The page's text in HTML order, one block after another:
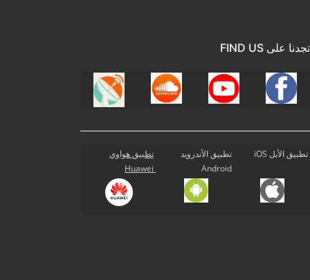
تجدنا على FIND US
تطبيق الأبل iOS
تطبيق الأندرويد
Android
تطبيق هواوي